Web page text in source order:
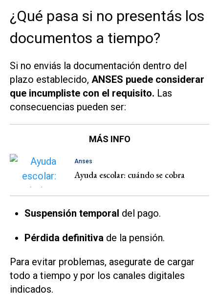
¿Qué pasa si no presentás los
documentos a tiempo?
Si no enviás la documentación dentro del
plazo establecido, ANSES puede considerar
que incumpliste con el requisito. Las
consecuencias pueden ser:
MÁS INFO
Anses
Ayuda escolar: cuándo se cobra
Suspensión temporal del pago.
Pérdida definitiva de la pensión.
Para evitar problemas, asegurate de cargar
todo a tiempo y por los canales digitales
indicados.